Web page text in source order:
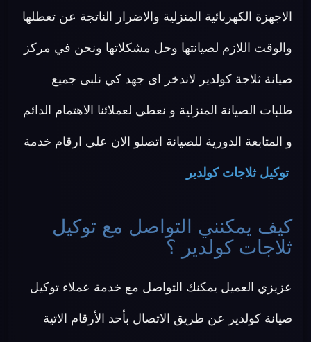
الاجهزة الكهربائية المنزلية والاضرار الناتجة عن تعطلها
والوقت اللازم لصيانتها وحل مشكلاتها ونحن في مركز
صيانة ثلاجة كولدير لاندخر اى جهد كي نلبى جميع
طلبات الصيانة المنزلية و نعطى لعملائنا الاهتمام الدائم
و المتابعة الدورية للصيانة اتصلو الان علي ارقام خدمة
توكيل ثلاجات كولدير
كيف يمكنني التواصل مع توكيل
ثلاجات كولدير ؟
عزيزي العميل يمكنك التواصل مع خدمة عملاء توكيل
صيانة كولدير عن طريق الاتصال بأحد الأرقام الاتية